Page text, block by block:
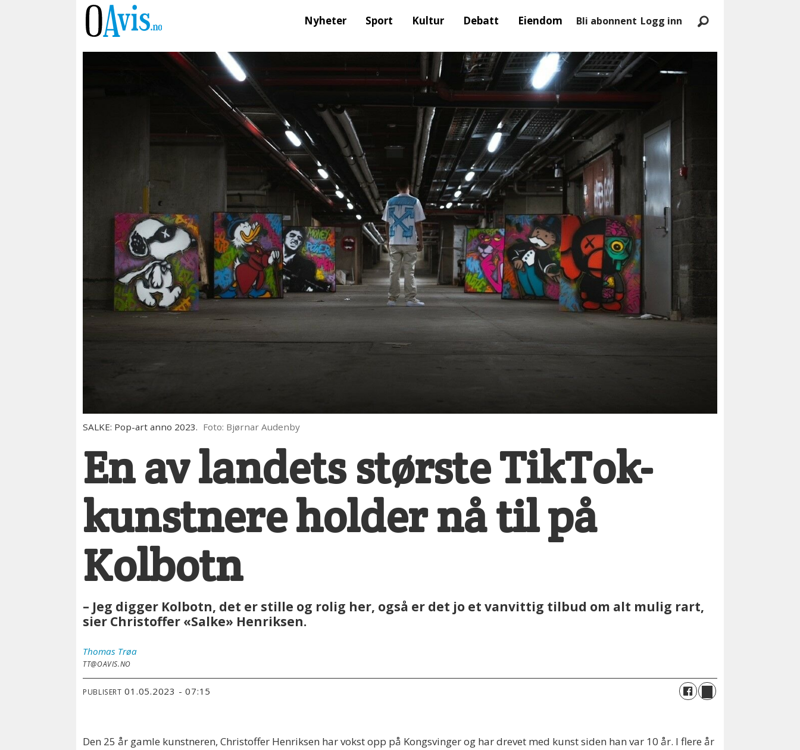
Nyheter Sport Kultur Debatt Eiendom Bli abonnent Logg inn
SALKE: Pop-art anno 2023. Foto: Bjørnar Audenby
En av landets største TikTok-
kunstnere holder nå til på
Kolbotn
– Jeg digger Kolbotn, det er stille og rolig her, også er det jo et vanvittig tilbud om alt mulig rart,
sier Christoffer «Salke» Henriksen.
Thomas Trøa
TT@OAVIS.NO
PUBLISERT 01.05.2023 - 07:15
Den 25 år gamle kunstneren, Christoffer Henriksen har vokst opp på Kongsvinger og har drevet med kunst siden han var 10 år. I flere år